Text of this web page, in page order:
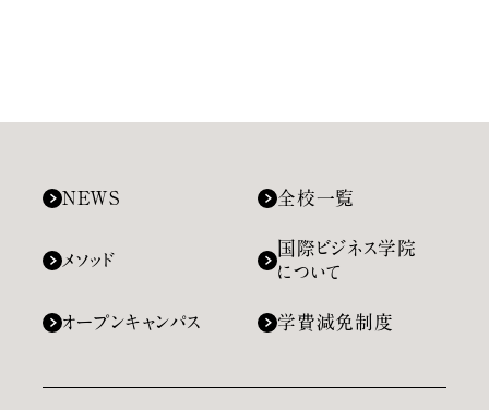
NEWS 全校一覧
メソッド
国際ビジネス学院
について
オープンキャンパス 学費減免制度